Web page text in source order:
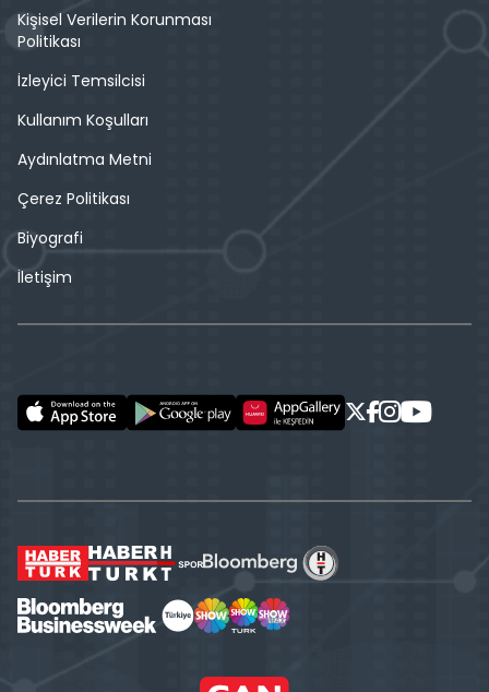
Kişisel Verilerin Korunması
Politikası
İzleyici Temsilcisi
Kullanım Koşulları
Aydınlatma Metni
Çerez Politikası
Biyografi
İletişim